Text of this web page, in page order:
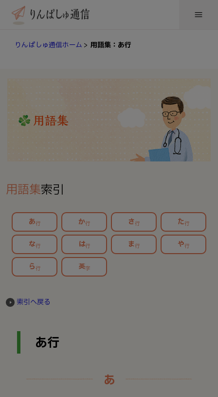
りんぱしゅ通信ホーム > 用語集：あ行
用語集索引
あ行 か行 さ行 た行
な行 は行 ま行 や行
ら行 英字
索引へ戻る
あ行
あ